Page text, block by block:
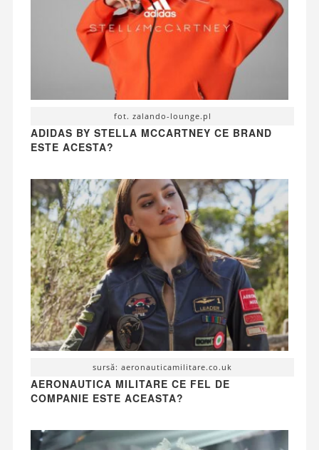
fot. zalando-lounge.pl
ADIDAS BY STELLA MCCARTNEY CE BRAND
ESTE ACESTA?
sursă: aeronauticamilitare.co.uk
AERONAUTICA MILITARE CE FEL DE
COMPANIE ESTE ACEASTA?